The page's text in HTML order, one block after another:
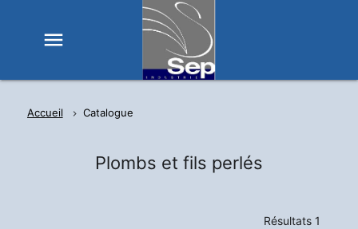
menu
Accueil Catalogue
Plombs et fils perlés
Résultats 1